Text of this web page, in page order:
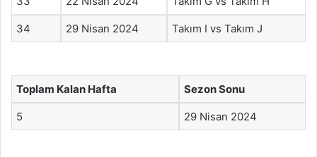
34 29 Nisan 2024 Takım I vs Takım J
Toplam Kalan Hafta Sezon Sonu
5 29 Nisan 2024